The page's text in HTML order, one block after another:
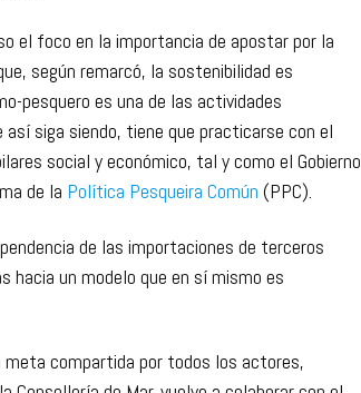
el foco en la importancia de apostar por la
según remarcó, la sostenibilidad es
pesquero es una de las actividades
siga siendo, tiene que practicarse con el
social y económico, tal y como el Gobierno
de la Política Pesqueira Común(PPC).
de las importaciones de terceros
hacia un modelo que en sí mismo es
meta compartida por todos los actores,